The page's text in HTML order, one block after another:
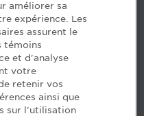
Montréal (Québec)
notre équipe >
votre carrière? Voyez
améliorer sa
expérience. Les
assurent le
témoins
et d'analyse
votre
retenir vos
ainsi que
sur l'utilisation